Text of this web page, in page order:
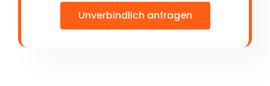
Unverbindlich anfragen